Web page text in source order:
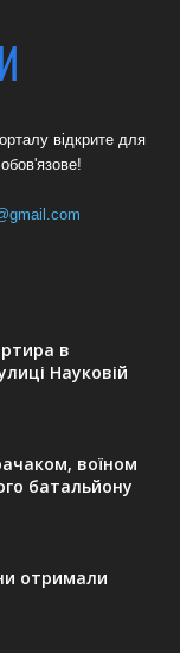
відкрите для
в
Науковій
воїном
батальйону
отримали